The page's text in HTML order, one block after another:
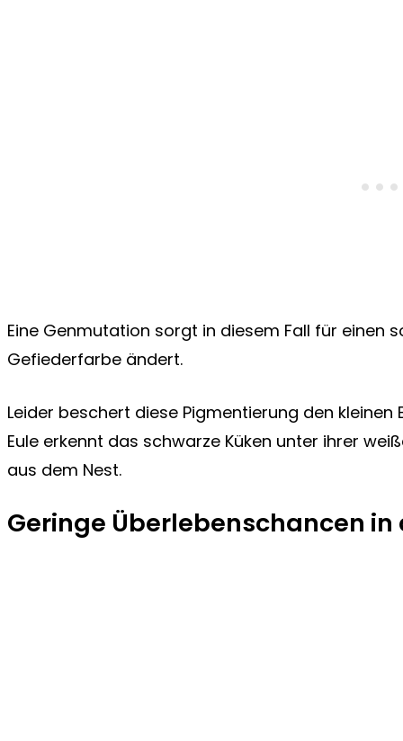
Eine Genmutation sorgt in diesem Fall für einen
Gefiederfarbe ändert.
Leider beschert diese Pigmentierung den
Eule erkennt das schwarze Küken unter ihrer
aus dem Nest.
Geringe Überlebenschancen in